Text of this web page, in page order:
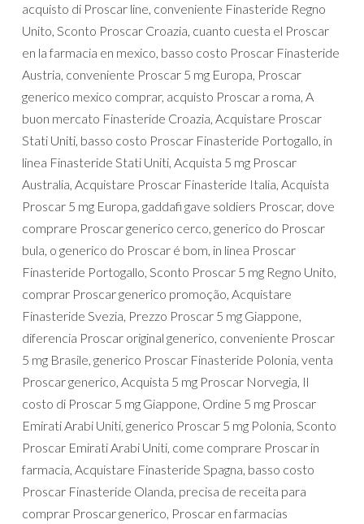
acquisto di Proscar line, conveniente Finasteride Regno
Unito, Sconto Proscar Croazia, cuanto cuesta el Proscar
en la farmacia en mexico, basso costo Proscar Finasteride
Austria, conveniente Proscar 5 mg Europa, Proscar
generico mexico comprar, acquisto Proscar a roma, A
buon mercato Finasteride Croazia, Acquistare Proscar
Stati Uniti, basso costo Proscar Finasteride Portogallo, in
linea Finasteride Stati Uniti, Acquista 5 mg Proscar
Australia, Acquistare Proscar Finasteride Italia, Acquista
Proscar 5 mg Europa, gaddafi gave soldiers Proscar, dove
comprare Proscar generico cerco, generico do Proscar
bula, o generico do Proscar é bom, in linea Proscar
Finasteride Portogallo, Sconto Proscar 5 mg Regno Unito,
comprar Proscar generico promoção, Acquistare
Finasteride Svezia, Prezzo Proscar 5 mg Giappone,
diferencia Proscar original generico, conveniente Proscar
5 mg Brasile, generico Proscar Finasteride Polonia, venta
Proscar generico, Acquista 5 mg Proscar Norvegia, Il
costo di Proscar 5 mg Giappone, Ordine 5 mg Proscar
Emirati Arabi Uniti, generico Proscar 5 mg Polonia, Sconto
Proscar Emirati Arabi Uniti, come comprare Proscar in
farmacia, Acquistare Finasteride Spagna, basso costo
Proscar Finasteride Olanda, precisa de receita para
comprar Proscar generico, Proscar en farmacias